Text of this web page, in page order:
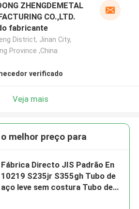
ZHENGDEMETAL
CO.,LTD.
fabricante
District, Jinan City,
Province ,China
verificado
Veja mais
melhor preço para
Fábrica Directo JIS Padrão En
10219 S235jr S355gh Tubo de
aço leve sem costura Tubo de